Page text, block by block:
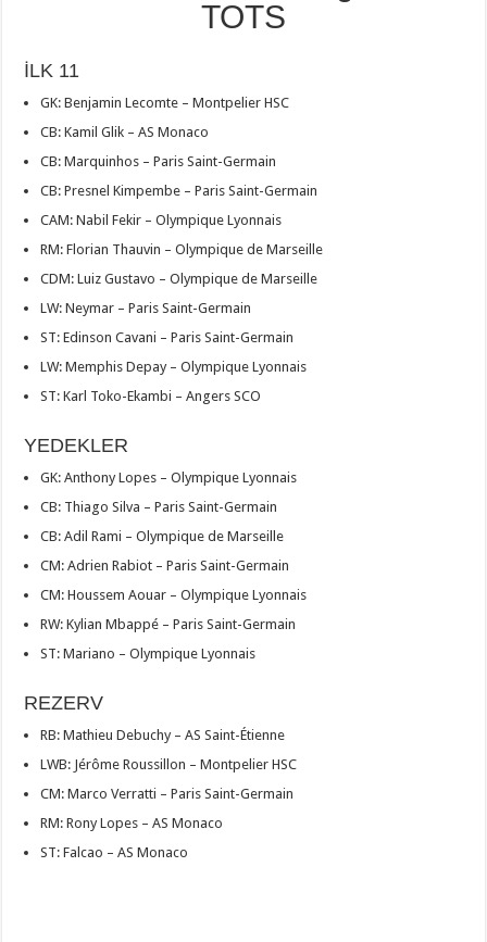
TOTS
İLK 11
GK: Benjamin Lecomte – Montpelier HSC
CB: Kamil Glik – AS Monaco
CB: Marquinhos – Paris Saint-Germain
CB: Presnel Kimpembe – Paris Saint-Germain
CAM: Nabil Fekir – Olympique Lyonnais
RM: Florian Thauvin – Olympique de Marseille
CDM: Luiz Gustavo – Olympique de Marseille
LW: Neymar – Paris Saint-Germain
ST: Edinson Cavani – Paris Saint-Germain
LW: Memphis Depay – Olympique Lyonnais
ST: Karl Toko-Ekambi – Angers SCO
YEDEKLER
GK: Anthony Lopes – Olympique Lyonnais
CB: Thiago Silva – Paris Saint-Germain
CB: Adil Rami – Olympique de Marseille
CM: Adrien Rabiot – Paris Saint-Germain
CM: Houssem Aouar – Olympique Lyonnais
RW: Kylian Mbappé – Paris Saint-Germain
ST: Mariano – Olympique Lyonnais
REZERV
RB: Mathieu Debuchy – AS Saint-Étienne
LWB: Jérôme Roussillon – Montpelier HSC
CM: Marco Verratti – Paris Saint-Germain
RM: Rony Lopes – AS Monaco
ST: Falcao – AS Monaco